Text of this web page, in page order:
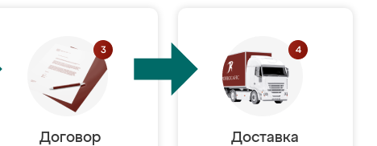
Договор
Доставка